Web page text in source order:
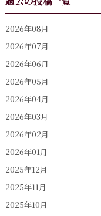
2026年08月
2026年07月
2026年06月
2026年05月
2026年04月
2026年03月
2026年02月
2026年01月
2025年12月
2025年11月
2025年10月